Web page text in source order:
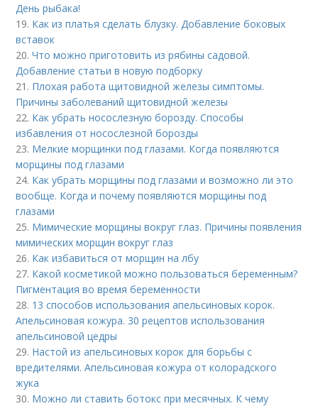
День рыбака!
19. Как из платья сделать блузку. Добавление боковых
вставок
20.Что можно приготовить из рябины садовой.
Добавление статьи в новую подборку
21. Плохая работа щитовидной железы симптомы.
Причины заболеваний щитовидной железы
22. Как убрать носослезную борозду. Способы
избавления от носослезной борозды
23. Мелкие морщинки под глазами. Когда появляются
морщины под глазами
24. Как убрать морщины под глазами и возможно ли это
вообще. Когда и почему появляются морщины под
глазами
25. Мимические морщины вокруг глаз. Причины появления
мимических морщин вокруг глаз
26. Как избавиться от морщин на лбу
27. Какой косметикой можно пользоваться беременным?
Пигментация во время беременности
28. 13 способов использования апельсиновых корок.
Апельсиновая кожура. 30 рецептов использования
апельсиновой цедры
29. Настой из апельсиновых корок для борьбы с
вредителями. Апельсиновая кожура от колорадского
жука
30. Можно ли ставить ботокс при месячных. К чему